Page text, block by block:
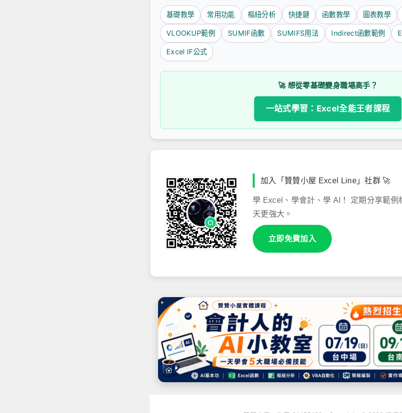
基礎教學 常用功能 樞紐分析 快捷鍵 函數教學 圖表教學
VLOOKUP範例 SUMIF函數 SUMIFS用法 Indirect函數範例
Excel IF公式
🚀 想從零基礎變身職場高手？
一站式學習：Excel全能王者課程
加入「贊贊小屋 Excel Line」社群 🚀
學 Excel、學會計、學 AI！ 定期分享範例
天更強大。
立即免費加入